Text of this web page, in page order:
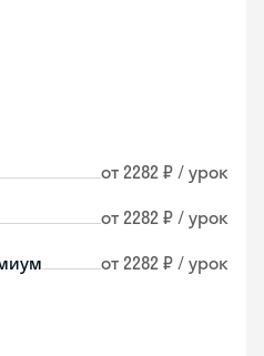
от 2282 ₽ / урок
от 2282 ₽ / урок
от 2282 ₽ / урок